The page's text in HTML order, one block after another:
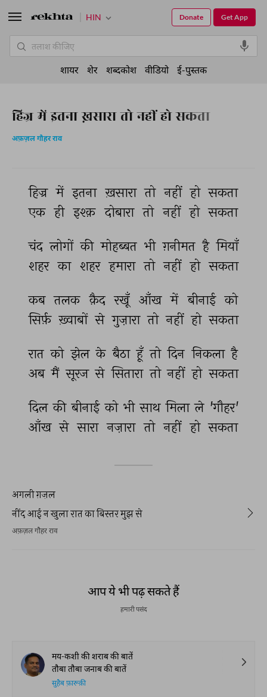
हिज्र में इतना ख़सारा तो नहीं हो सकता
अफ़ज़ल गौहर राव
हिज्र में इतना ख़सारा तो नहीं हो सकता
एक ही इश्क़ दोबारा तो नहीं हो सकता
चंद लोगों की मोहब्बत भी ग़नीमत है मियाँ
शहर का शहर हमारा तो नहीं हो सकता
कब तलक क़ैद रखूँ आँख में बीनाई को
सिर्फ़ ख़्वाबों से गुज़ारा तो नहीं हो सकता
रात को झेल के बैठा हूँ तो दिन निकला है
अब मैं सूरज से सितारा तो नहीं हो सकता
दिल की बीनाई को भी साथ मिला ले 'गौहर'
आँख से सारा नज़ारा तो नहीं हो सकता
अगली ग़ज़ल
नींद आई न खुला रात का बिस्तर मुझ से
अफ़ज़ल गौहर राव
आप ये भी पढ़ सकते हैं
हमारी पसंद
मय-कशी की शराब की बातें
तौबा तौबा जनाब की बातें
सुहैब फ़ारूक़ी
HIN Get App
Donate
शायर शेर शब्दकोश वीडियो ई-पुस्तक